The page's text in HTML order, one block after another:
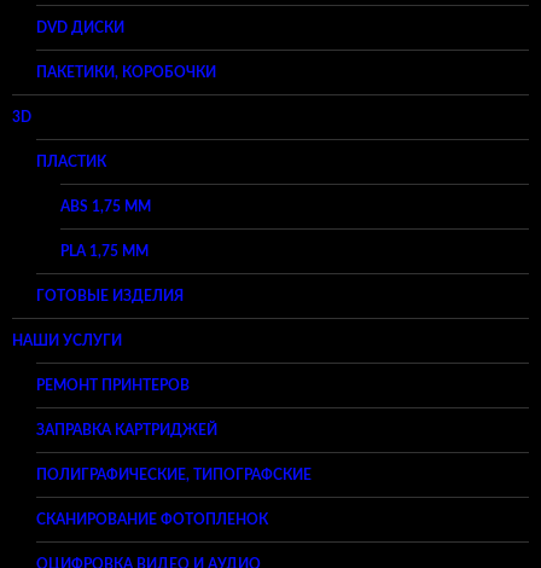
DVD ДИСКИ
ПАКЕТИКИ, КОРОБОЧКИ
3D
ПЛАСТИК
ABS 1,75 ММ
PLA 1,75 ММ
ГОТОВЫЕ ИЗДЕЛИЯ
НАШИ УСЛУГИ
РЕМОНТ ПРИНТЕРОВ
ЗАПРАВКА КАРТРИДЖЕЙ
ПОЛИГРАФИЧЕСКИЕ, ТИПОГРАФСКИЕ
СКАНИРОВАНИЕ ФОТОПЛЕНОК
ОЦИФРОВКА ВИДЕО И АУДИО